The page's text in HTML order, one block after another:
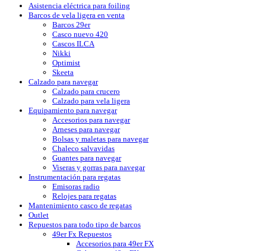
Asistencia eléctrica para foiling
Barcos de vela ligera en venta
Barcos 29er
Casco nuevo 420
Cascos ILCA
Nikki
Optimist
Skeeta
Calzado para navegar
Calzado para crucero
Calzado para vela ligera
Equipamiento para navegar
Accesorios para navegar
Arneses para navegar
Bolsas y maletas para navegar
Chaleco salvavidas
Guantes para navegar
Viseras y gorras para navegar
Instrumentación para regatas
Emisoras radio
Relojes para regatas
Mantenimiento casco de regatas
Outlet
Repuestos para todo tipo de barcos
49er Fx Repuestos
Accesorios para 49er FX